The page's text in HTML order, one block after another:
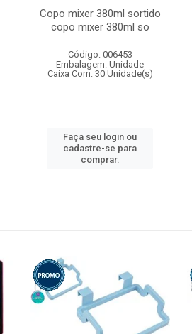
Copo mixer 380ml sortido
copo mixer 380ml so
Código: 006453
Embalagem: Unidade
Caixa Com: 30 Unidade(s)
Faça seu login ou
cadastre-se para
comprar.